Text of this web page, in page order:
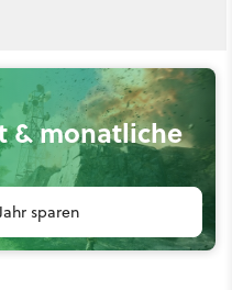
& monatliche
sparen